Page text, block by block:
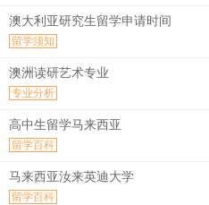
澳大利亚研究生留学申请时间
留学须知
澳洲读研艺术专业
专业分析
高中生留学马来西亚
留学百科
马来西亚汝来英迪大学
留学百科